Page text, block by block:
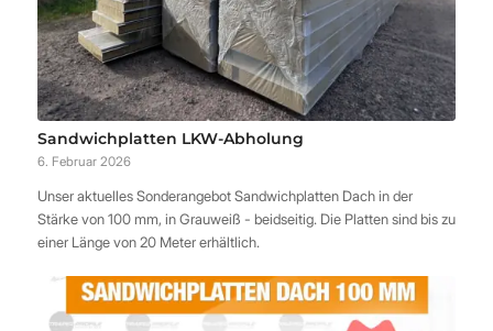
Sandwichplatten LKW-Abholung
6. Februar 2026
Unser aktuelles Sonderangebot Sandwichplatten Dach in der
Stärke von 100 mm, in Grauweiß - beidseitig. Die Platten sind bis zu
einer Länge von 20 Meter erhältlich.